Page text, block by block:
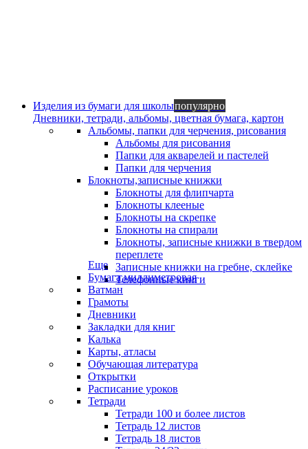
Изделия из бумаги для школыпопулярно
Дневники, тетради, альбомы, цветная бумага, картон
Альбомы, папки для черчения, рисования
Альбомы для рисования
Папки для акварелей и пастелей
Папки для черчения
Блокноты,записные книжки
Блокноты для флипчарта
Блокноты клееные
Блокноты на скрепке
Блокноты на спирали
Блокноты, записные книжки в твердом
переплете
Записные книжки на гребне, склейке
Телефонные книги
Еще
Бумага миллиметровая
Ватман
Грамоты
Дневники
Закладки для книг
Калька
Карты, атласы
Обучающая литература
Открытки
Расписание уроков
Тетради
Тетради 100 и более листов
Тетрадь 12 листов
Тетрадь 18 листов